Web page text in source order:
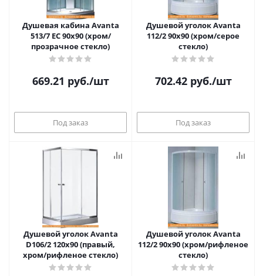
Душевая кабина Avanta
513/7 EC 90x90 (хром/
прозрачное стекло)
669.21 руб./шт
Под заказ
Душевой уголок Avanta
112/2 90x90 (хром/серое
стекло)
702.42руб./шт
Под заказ
Душевой уголок Avanta
D106/2 120x90 (правый,
хром/рифленое стекло)
Душевой уголок Avanta
112/2 90x90 (хром/рифленое
стекло)